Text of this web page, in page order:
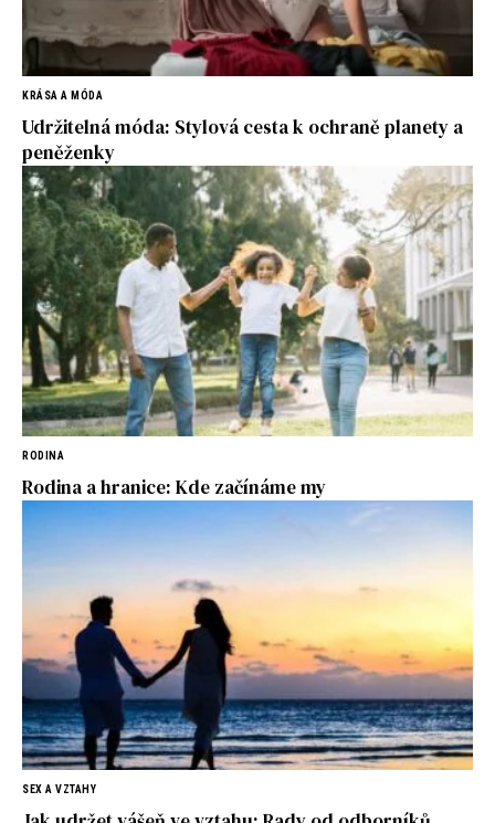
KRÁSA A MÓDA
Udržitelná móda: Stylová cesta k ochraně planety a
peněženky
RODINA
Rodina a hranice: Kde začínáme my
SEX A VZTAHY